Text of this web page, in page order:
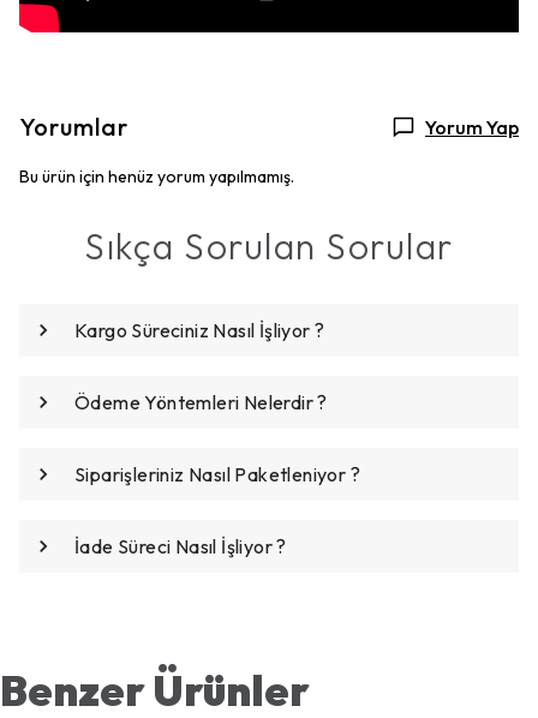
Yorumlar Yorum Yap
Bu ürün için henüz yorum yapılmamış.
Sıkça Sorulan Sorular
Kargo Süreciniz Nasıl İşliyor ?
Ödeme Yöntemleri Nelerdir ?
Siparişleriniz Nasıl Paketleniyor ?
İade Süreci Nasıl İşliyor ?
Benzer Ürünler